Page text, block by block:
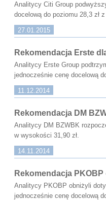
Analitycy Citi Group
docelową do poziomu 28,3 zł
27.01.2015
Rekomendacja Erste
Analitycy Erste Group
jednocześnie cenę docelową
11.12.2014
Rekomendacja DM
Analitycy DM BZWBK
w wysokości 31,90 zł.
14.11.2014
Rekomendacja PKOBP
Analitycy PKOBP obniżyli
jednocześnie cenę docelową